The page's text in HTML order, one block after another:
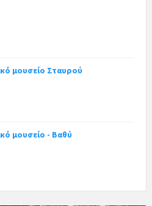
μουσείο Σταυρού
μουσείο - Βαθύ